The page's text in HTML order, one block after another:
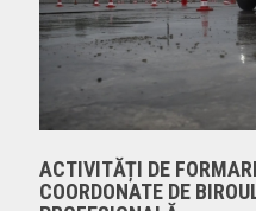
ACTIVITĂȚI DE
COORDONATE DE